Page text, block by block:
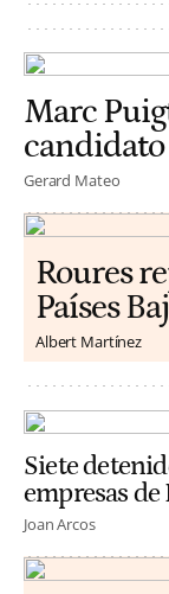
Marc
candidato
Gerard Mateo
Roures
Países
Albert Martínez
Siete
empresas de
Joan Arcos